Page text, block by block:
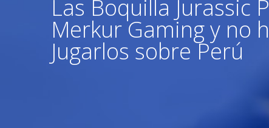
Las Boquilla Jurassic
Merkur Gaming y no
Jugarlos sobre Perú